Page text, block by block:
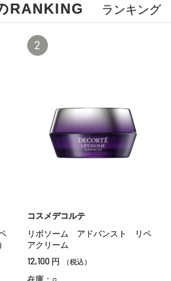
RANKING ランキング
2
コスメデコルテ
リポソーム アドバンスト リペ
アクリーム
12,100 円 （税込）